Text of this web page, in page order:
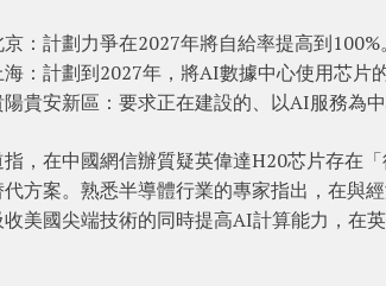
：計劃力爭在2027年將自給率提高到100%。
：計劃到2027年，將AI數據中心使用芯片
貴安新區：要求正在建設的、以AI服務為
指，在中國網信辦質疑英偉達H20芯片存在
方案。熟悉半導體行業的專家指出，在與
美國尖端技術的同時提高AI計算能力，在